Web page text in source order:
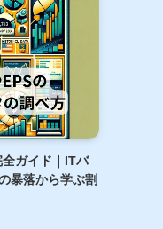
ガイド｜ITバ
暴落から学ぶ割